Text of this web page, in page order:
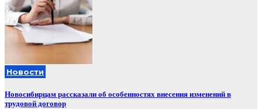
Новости
Новосибирцам рассказали об особенностях внесения изменений в
трудовой договор